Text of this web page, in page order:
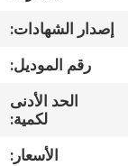
حولنا
جولة
المصنع
إصدار الشهادات:
رقم الموديل:
الحد الأدنى
لكمية:
الأسعار: